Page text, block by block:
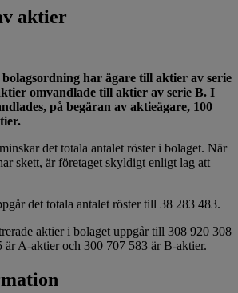
aktier
har ägare till aktier av serie
omvandlade till aktier av serie B. I
på begäran av aktieägare, 100
det totala antalet röster i bolaget. När
skett, är företaget skyldigt enligt lag att
det totala antalet röster till 38 283 483.
aktier i bolaget uppgår till 308 920 308
är A-aktier och 300 707 583 är B-aktier.